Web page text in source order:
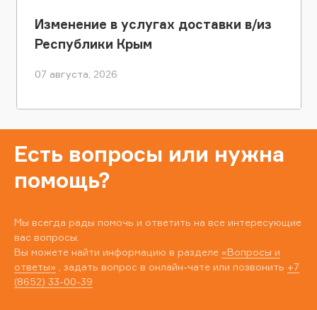
Изменение в услугах доставки в/из
Республики Крым
07 августа, 2026
Есть вопросы или нужна
помощь?
Мы всегда рады помочь и ответить на все интересующие
вас вопросы.
Вы можете найти информацию в разделе «Вопросы и
ответы» , задать вопрос в онлайн-чате или позвонить +7
(8652) 33-00-39